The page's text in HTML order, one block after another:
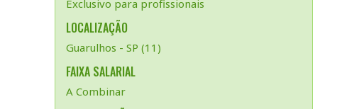
Exclusivo para profissionais
LOCALIZAÇÃO
Guarulhos - SP (11)
FAIXA SALARIAL
A Combinar